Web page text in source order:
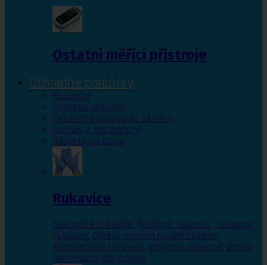
Ostatní měřící přístroje
Ochranné pomůcky
Rukavice
Ochrana matrací
Ochranné zdravotní zástěry
Roušky a respirátory
Návleky na obuv
Rukavice
Bavlněné rukavice, Nitrilové rukavice, Latexové
rukavice, Držáky jednorázových rukavic,
Mikrotenové rukavice, Vinylové rukavice, Držáky
jednorázových rukavic